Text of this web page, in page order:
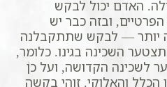
האדם יכול לבקש
ובזה כבר יש
יותר — לבקש שתתקבלנה
השכינה בגינו. כלומר,
לשכינה הקדושה, ועל כן
והאלוקי. זוהי בקשה